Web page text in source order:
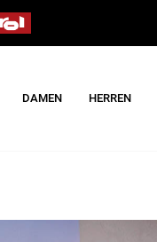
DAMEN HERREN